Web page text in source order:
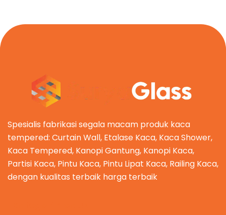
Spesialis fabrikasi segala macam produk kaca
tempered: Curtain Wall, Etalase Kaca, Kaca Shower,
Kaca Tempered, Kanopi Gantung, Kanopi Kaca,
Partisi Kaca, Pintu Kaca, Pintu Lipat Kaca, Railing Kaca,
dengan kualitas terbaik harga terbaik